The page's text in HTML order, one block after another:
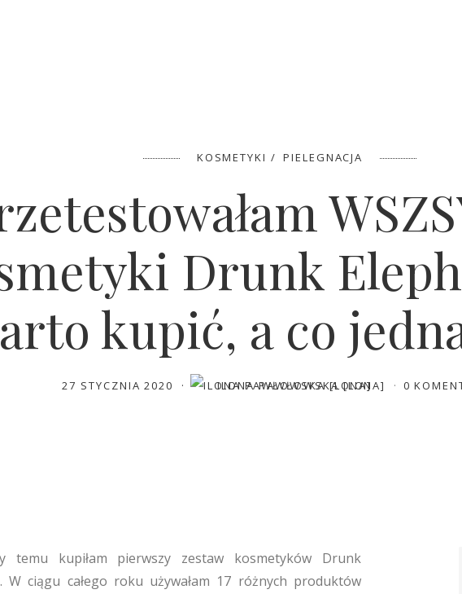
KOSMETYKI PIELEGNACJA
Drunk
kupić, a co
27 STYCZNIA 2020 ILONA PAWŁOWSKA [LONA] 0
temu kupiłam pierwszy zestaw kosmetyków Drunk
W ciągu całego roku używałam 17 różnych produktów